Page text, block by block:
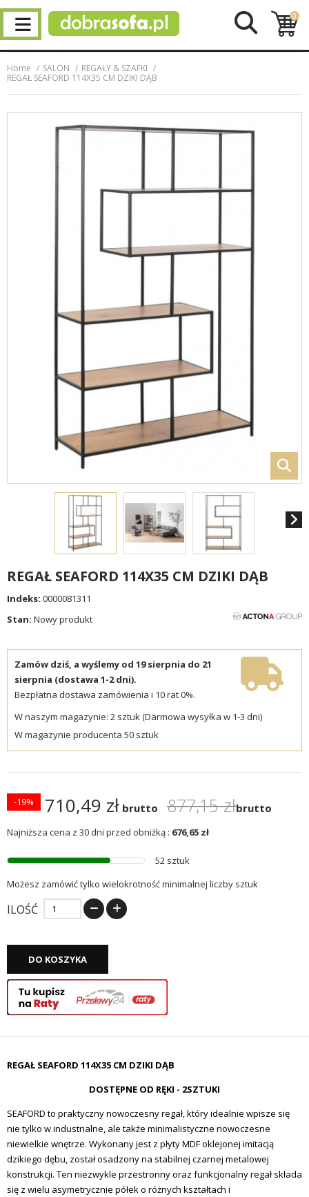
0
Home SALON
REGAŁY & SZAFKI
REGAŁ SEAFORD 114X35 CM DZIKI DĄB
REGAŁ SEAFORD 114X35 CM DZIKI DĄB
Indeks: 0000081311
Stan: Nowy produkt
Zamów dziś, a wyślemy od 19 sierpnia do 21
sierpnia (dostawa 1-2 dni).
Bezpłatna dostawa zamówienia i 10 rat 0%.
W naszym magazynie: 2 sztuk (Darmowa wysyłka w 1-3 dni)
W magazynie producenta 50 sztuk
710,49 zł brutto 877,15 złbrutto
-19%
Najniższa cena z 30 dni przed obniżką : 676,65 zł
52 sztuk
Możesz zamówić tylko wielokrotność minimalnej liczby sztuk
ILOŚĆ
DO KOSZYKA
REGAŁ SEAFORD 114X35 CM DZIKI DĄB
DOSTĘPNE OD RĘKI - 2SZTUKI
SEAFORD to praktyczny nowoczesny regał, który idealnie wpisze się
nie tylko w industrialne, ale także minimalistyczne nowoczesne
niewielkie wnętrze. Wykonany jest z płyty MDF oklejonej imitacją
dzikiego dębu, został osadzony na stabilnej czarnej metalowej
konstrukcji. Ten niezwykle przestronny oraz funkcjonalny regał składa
się z wielu asymetrycznie półek o różnych kształtach i